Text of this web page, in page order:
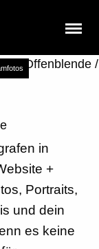
in
+
Portraits,
und dein
es keine